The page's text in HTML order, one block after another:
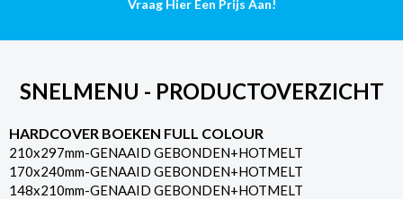
Vraag Hier Een Prijs Aan!
SNELMENU - PRODUCTOVERZICHT
HARDCOVER BOEKEN FULL COLOUR
210x297mm-GENAAID GEBONDEN+HOTMELT
170x240mm-GENAAID GEBONDEN+HOTMELT
148x210mm-GENAAID GEBONDEN+HOTMELT